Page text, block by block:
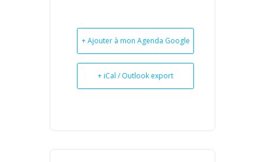
+ Ajouter à mon Agenda Google
+ iCal / Outlook export